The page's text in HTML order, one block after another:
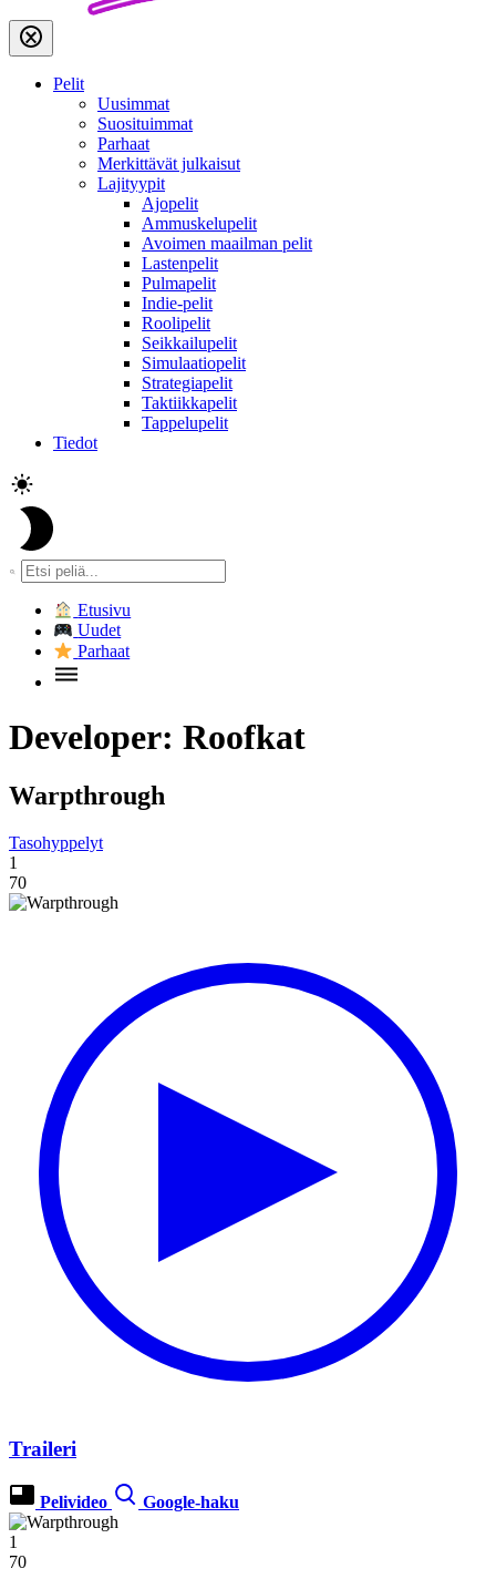
Pelit
Uusimmat
Suosituimmat
Parhaat
Merkittävät julkaisut
Lajityypit
Ajopelit
Ammuskelupelit
Avoimen maailman pelit
Lastenpelit
Pulmapelit
Indie-pelit
Roolipelit
Seikkailupelit
Simulaatiopelit
Strategiapelit
Taktiikkapelit
Tappelupelit
Tiedot
Etusivu
Uudet
Parhaat
Developer: Roofkat
Warpthrough
Tasohyppelyt
1
70
Traileri
Pelivideo Google-haku
1
70